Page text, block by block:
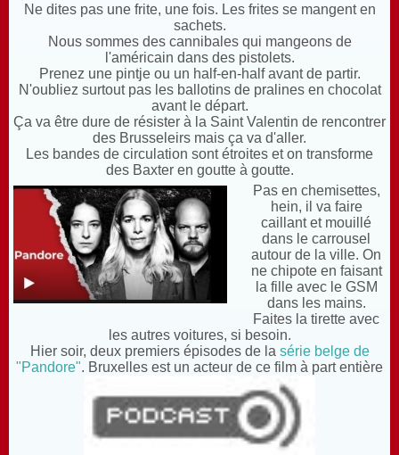
Ne dites pas une frite, une fois. Les frites se mangent en
sachets.
Nous sommes des cannibales qui mangeons de
l'américain dans des pistolets.
Prenez une pintje ou un half-en-half avant de partir.
N'oubliez surtout pas les ballotins de pralines en chocolat
avant le départ.
Ça va être dure de résister à la Saint Valentin de rencontrer
des Brusseleirs mais ça va d'aller.
Les bandes de circulation sont étroites et on transforme
des Baxter en goutte à goutte.
Pas en chemisettes,
hein, il va faire
caillant et mouillé
dans le carrousel
autour de la ville. On
ne chipote en faisant
la fille avec le GSM
dans les mains.
Faites la tirette avec
les autres voitures, si besoin.
H ier soir, deux premiers épisodes de la série belge de
"Pandore". Bruxelles est un acteur de ce film à part entière